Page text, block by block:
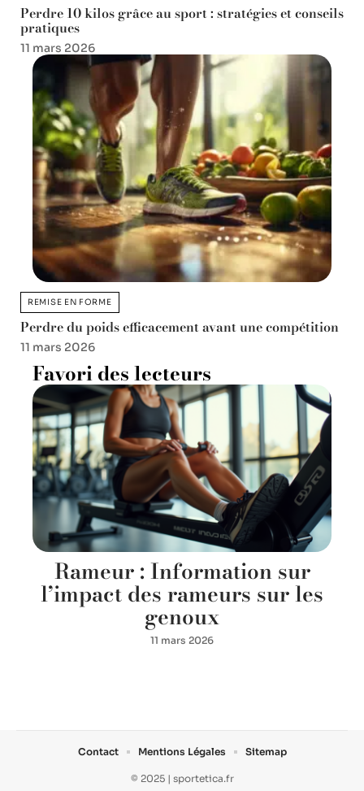
Perdre 10 kilos grâce au sport : stratégies et conseils
pratiques
11 mars 2026
REMISE EN FORME
Perdre du poids efficacement avant une compétition
11 mars 2026
Favori des lecteurs
Rameur : Information sur
l’impact des rameurs sur les
genoux
11 mars 2026
© 2025 | sportetica.fr
Contact Mentions Légales Sitemap